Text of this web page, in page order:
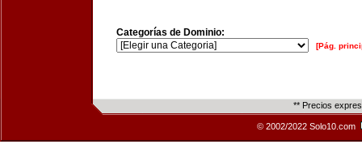
Categorías de Dominio:
[Pág.
** Precios
© 2002/2022 Solo10.com